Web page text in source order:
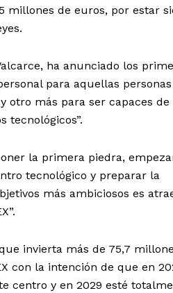
millones de euros, por estar
ha anunciado los
para aquellas
otro más para ser capaces
tecnológicos”.
la primera piedra,
tecnológico y preparar la
más ambiciosos es
invierta más de 75,7
con la intención de que en
centro y en 2029 esté